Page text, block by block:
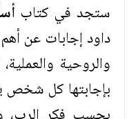
ستجد في كتاب
داود إجابات عن أهم
والروحية
بإجابتها كل شخص